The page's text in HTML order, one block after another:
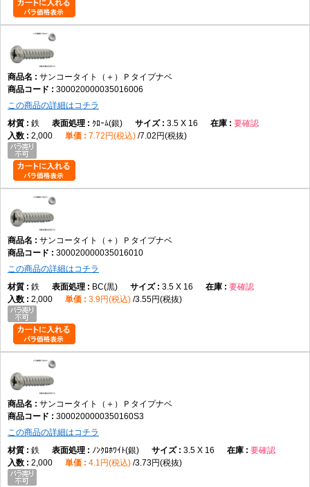
サンコータイト（＋）Ｐタイプナベ
300020000035016006
この商品の詳細はコチラ
鉄
ｸﾛｰﾑ(銀) 3.5 X 16
要確認
2,000
7.72円(税込) 7.02円(税抜)
サンコータイト（＋）Ｐタイプナベ
300020000035016010
この商品の詳細はコチラ
鉄
BC(黒) 3.5 X 16
要確認
2,000
3.9円(税込) 3.55円(税抜)
サンコータイト（＋）Ｐタイプナベ
3000200000350160S3
この商品の詳細はコチラ
鉄
ﾉﾝｸﾛﾎﾜｲﾄ(銀) 3.5 X 16
要確認
2,000
4.1円(税込) 3.73円(税抜)